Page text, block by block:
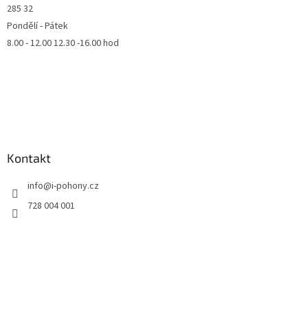
285 32
Pondělí - Pátek
8.00 - 12.00 12.30 -16.00 hod
Kontakt
info@i-pohony.cz
728 004 001